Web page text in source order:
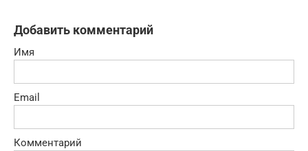
Добавить комментарий
Имя
Email
Комментарий